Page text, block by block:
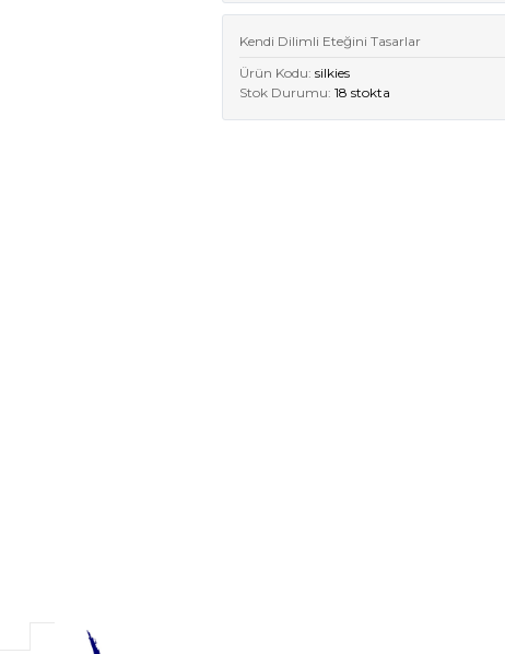
Kendi Dilimli Eteğini Tasarlar
Ürün Kodu: silkies
Stok Durumu: 18 stokta